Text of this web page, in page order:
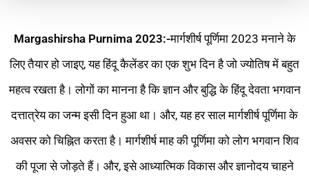
Margashirsha Purnima 2023:-मार्गशीर्ष पूर्णिमा 2023 मनाने के
लिए तैयार हो जाइए, यह हिंदू कैलेंडर का एक शुभ दिन है जो ज्योतिष में बहुत
महत्व रखता है। लोगों का मानना ​​है कि ज्ञान और बुद्धि के हिंदू देवता भगवान
दत्तात्रेय का जन्म इसी दिन हुआ था। और, यह हर साल मार्गशीर्ष पूर्णिमा के
अवसर को चिह्नित करता है। मार्गशीर्ष माह की पूर्णिमा को लोग भगवान शिव
की पूजा से जोड़ते हैं। और, इसे आध्यात्मिक विकास और ज्ञानोदय चाहने